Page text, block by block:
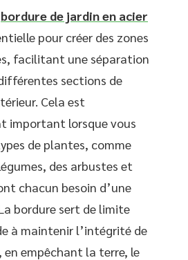
bordure de jardin en acier
pour créer des zones
facilitant une séparation
sections de
Cela est
important lorsque vous
de plantes, comme
des arbustes et
chacun besoin d’une
bordure sert de limite
à maintenir l’intégrité de
en empêchant la terre, le